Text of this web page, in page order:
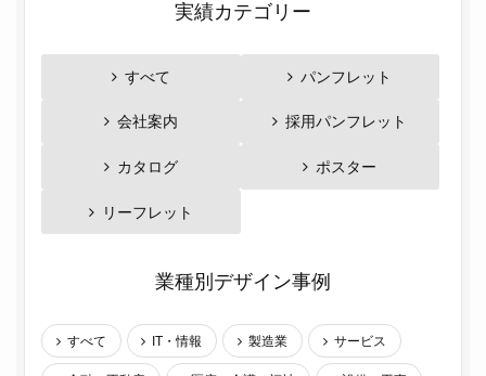
実績カテゴリー
すべて パンフレット
会社案内 採用パンフレット
カタログ ポスター
リーフレット
業種別デザイン事例
すべて IT・情報 製造業 サービス